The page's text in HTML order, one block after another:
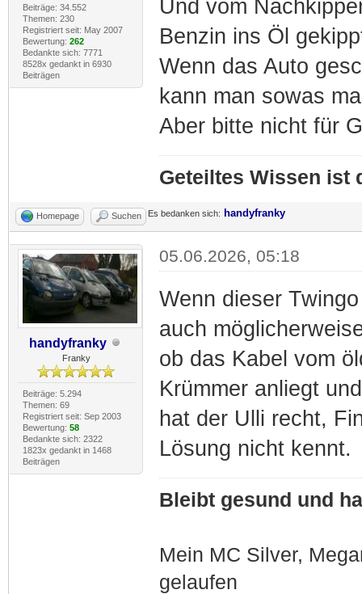
Beiträge: 34.552
Themen: 230
Registriert seit: May 2007
Bewertung: 262
Bedankte sich: 7771
8528x gedankt in 6930
Beiträgen
Und vom
Benzin ins Öl
Wenn das Auto
kann man sowas
Aber bitte nicht für
Geteiltes Wissen ist
Homepage Suchen Es bedanken sich: handyfranky
handyfranky
Franky
Beiträge: 5.294
Themen: 69
Registriert seit: Sep 2003
Bewertung: 58
Bedankte sich: 2322
1823x gedankt in 1468
Beiträgen
05.06.2026, 05:18
Wenn dieser
auch
ob das Kabel vom
Krümmer anliegt
hat der Ulli recht,
Lösung nicht kennt.
Bleibt gesund und
Mein MC Silver,
gelaufen